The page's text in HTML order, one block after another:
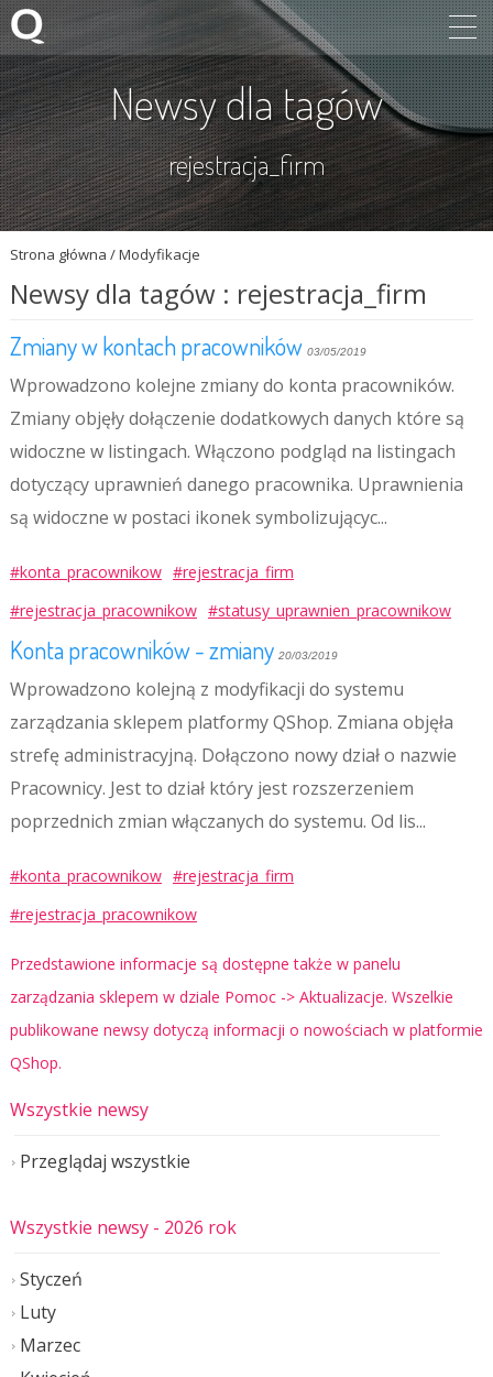
Newsy dla tagów
rejestracja_firm
Strona główna /Modyfikacje
Wszystkie newsy
Przeglądaj wszystkie
Wszystkie newsy - 2026 rok
Styczeń
Luty
Marzec
Newsy dla tagów : rejestracja_firm
Zmiany w kontach pracowników 03/05/2019
Wprowadzono kolejne zmiany do konta pracowników.
Zmiany objęły dołączenie dodatkowych danych które są
widoczne w listingach. Włączono podgląd na listingach
dotyczący uprawnień danego pracownika. Uprawnienia
są widoczne w postaci ikonek symbolizującyc...
#konta_pracownikow #rejestracja_firm
#rejestracja_pracownikow #statusy_uprawnien_pracownikow
Konta pracowników - zmiany 20/03/2019
Wprowadzono kolejną z modyfikacji do systemu
zarządzania sklepem platformy QShop. Zmiana objęła
strefę administracyjną. Dołączono nowy dział o nazwie
Pracownicy. Jest to dział który jest rozszerzeniem
poprzednich zmian włączanych do systemu. Od lis...
#konta_pracownikow #rejestracja_firm
#rejestracja_pracownikow
Przedstawione informacje są dostępne także w panelu
zarządzania sklepem w dziale Pomoc -> Aktualizacje. Wszelkie
publikowane newsy dotyczą informacji o nowościach w platformie
QShop.